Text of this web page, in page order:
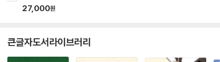
27,000원
큰글자도서라이브러리